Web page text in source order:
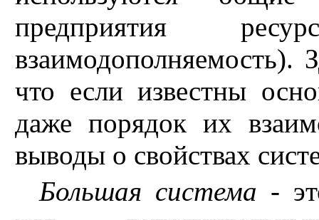
предприятия
взаимодополняемость).
что если известны
даже порядок их
выводы о свойствах
Большая система -